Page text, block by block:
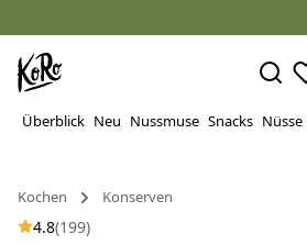
Überblick Neu Nussmuse Snacks Nüsse
Kochen
Konserven
4.8(199)